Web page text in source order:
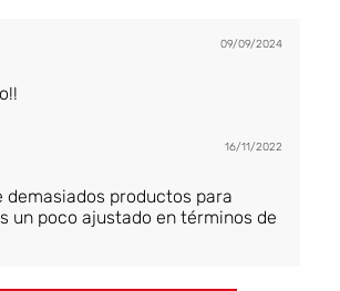
09/09/2024
16/11/2022
demasiados productos para
un poco ajustado en términos de